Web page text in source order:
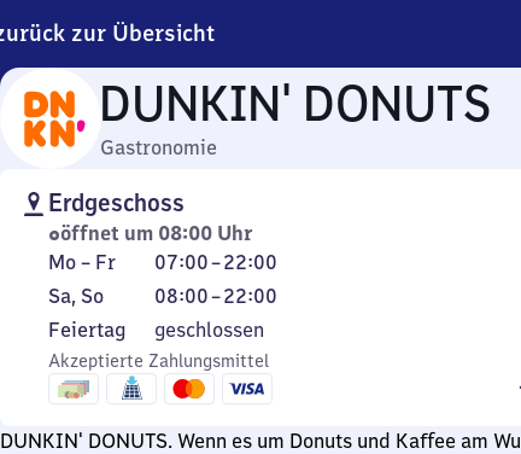
zur Übersicht
DUNKIN' DONUTS
Gastronomie
Erdgeschoss
öffnet um 08:00 Uhr
Montag
bis
Freitag
Mo – Fr 07:00–22:00
Von
7
bis
22
Uhr
Samstag
und
Sonntag
Sa, So 08:00–22:00
Von
8
Uhr
bis
22
Uhr
Feiertag
Feiertag geschlossen
Akzeptierte Zahlungsmittel
DUNKIN' DONUTS. Wenn es um Donuts und Kaffee am